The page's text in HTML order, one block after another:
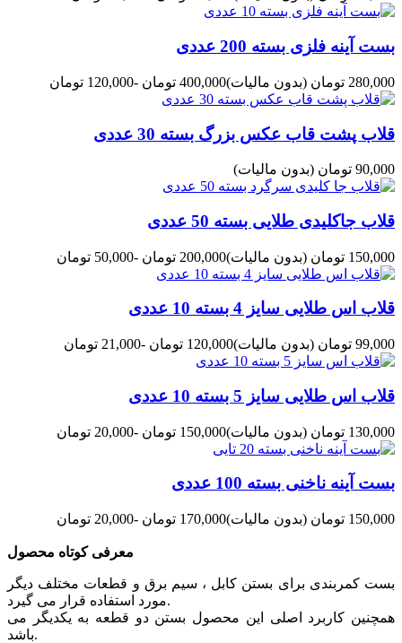
بست آینه فلزی بسته 200 عددی
280,000 تومان (بدون مالیات)400,000 تومان -120,000 تومان
قلاب پشت قاب عکس بزرگ بسته 30 عددی
90,000 تومان (بدون مالیات)
قلاب جاکلیدی طلایی بسته 50 عددی
150,000 تومان (بدون مالیات)200,000 تومان -50,000 تومان
قلاب اس طلایی سایز 4 بسته 10 عددی
99,000 تومان (بدون مالیات)120,000 تومان -21,000 تومان
قلاب اس طلایی سایز 5 بسته 10 عددی
130,000 تومان (بدون مالیات)150,000 تومان -20,000 تومان
بست آینه ناخنی بسته 100 عددی
150,000 تومان (بدون مالیات)170,000 تومان -20,000 تومان
معرفی کوتاه محصول
بست کمربندی برای بستن کابل ، سیم برق و قطعات مختلف دیگر
مورد استفاده قرار می گیرد.
همچنین کاربرد اصلی این محصول بستن دو قطعه به یکدیگر می
باشد.